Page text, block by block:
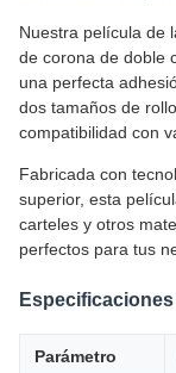
Nuestra película de
de corona de doble
una perfecta
dos tamaños de
compatibilidad con
Fabricada con
superior, esta
carteles y otros
perfectos para tus
Parámetro